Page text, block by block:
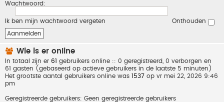
Wachtwoord:
Ik ben mijn wachtwoord vergeten Onthouden
Wie is er online
In totaal zijn er 61 gebruikers online :: 0 geregistreerd, 0 verborgen en
61 gasten (gebaseerd op actieve gebruikers in de laatste 5 minuten)
Het grootste aantal gebruikers online was 1537 op vr mei 22, 2026 9:46
pm
Geregistreerde gebruikers: Geen geregistreerde gebruikers